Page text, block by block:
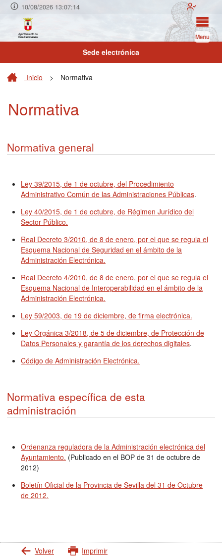
10/08/2026 13:07:14
Menu
Sede electrónica
Inicio > Normativa
Normativa
Normativa general
Ley 39/2015, de 1 de octubre, del Procedimiento
Administrativo Común de las Administraciones Públicas.
Ley 40/2015, de 1 de octubre, de Régimen Jurídico del
Sector Público.
Real Decreto 3/2010, de 8 de enero, por el que se regula el
Esquema Nacional de Seguridad en el ámbito de la
Administración Electrónica.
Real Decreto 4/2010, de 8 de enero, por el que se regula el
Esquema Nacional de Interoperabilidad en el ámbito de la
Administración Electrónica.
Ley 59/2003, de 19 de diciembre, de firma electrónica.
Ley Orgánica 3/2018, de 5 de diciembre, de Protección de
Datos Personales y garantía de los derechos digitales.
Código de Administración Electrónica.
Normativa específica de esta
administración
Ordenanza reguladora de la Administración electrónica del
Ayuntamiento. (Publicado en el BOP de 31 de octubre de
2012)
Boletín Oficial de la Provincia de Sevilla del 31 de Octubre
de 2012.
Volver Imprimir